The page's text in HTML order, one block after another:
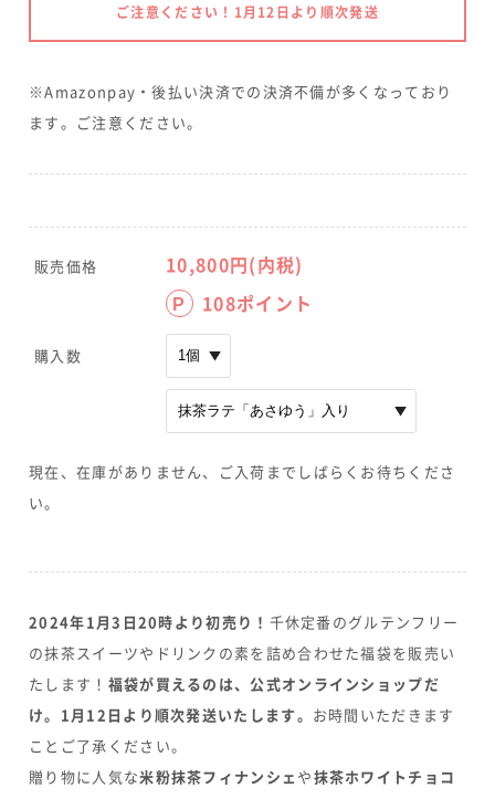
ご注意ください！1月12日より順次発送
※Amazonpay・後払い決済での決済不備が多くなっており
ます。ご注意ください。
販売価格 10,800円(内税)
P 108ポイント
購入数
現在、在庫がありません、ご入荷までしばらくお待ちくださ
い。
2024年1月3日20時より初売り！ 千休定番のグルテンフリー
の抹茶スイーツやドリンクの素を詰め合わせた福袋を販売い
たします！ 福袋が買えるのは、公式オンラインショップだ
け。1月12日より順次発送いたします。 お時間いただきます
ことご了承ください。
贈り物に人気な米粉抹茶フィナンシェ や抹茶ホワイトチョコ